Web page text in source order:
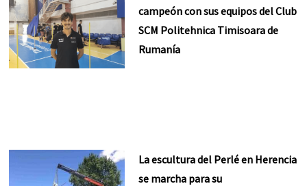
campeón con sus equipos del Club
SCM Politehnica Timisoara de
Rumanía
La escultura del Perlé en Herencia
se marcha para su